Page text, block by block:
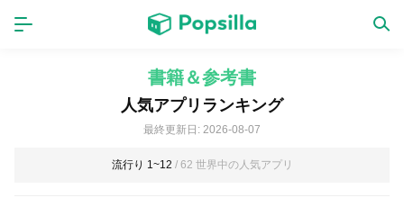
アプリ
新作
書籍＆参考書
人気アプリランキング
最終更新日: 2026-08-07
流行り 1~12 / 62 世界中の人気アプリ